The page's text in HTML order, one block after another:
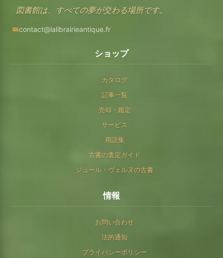
図書館は、すべての夢が交わる場所です。
contact@lalibrairieantique.fr
ショップ
カタログ
記事一覧
売却・鑑定
サービス
用語集
古書の査定ガイド
ジュール・ヴェルヌの古書
情報
お問い合わせ
法的通知
プライバシーポリシー